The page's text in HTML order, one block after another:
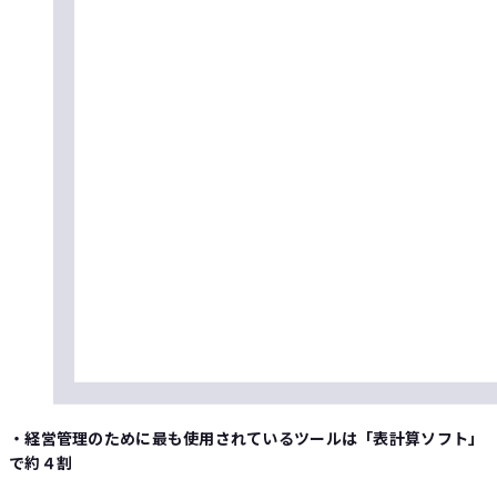
・経営管理のために最も使用されているツールは「表計算ソフト」
で約４割